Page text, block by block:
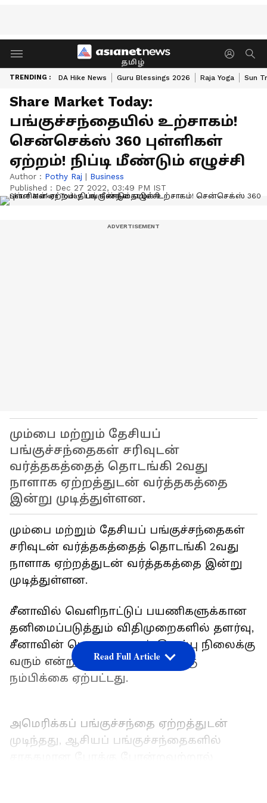
தமிழ்
TRENDING : DA Hike News Guru Blessings 2026 Raja Yoga Sun
Share Market Today:
பங்குச்சந்தையில் உற்சாகம்!
சென்செக்ஸ் 360 புள்ளிகள்
ஏற்றம்! நிப்டி மீண்டும் எழுச்சி
Author : Pothy Raj | Business
Published : Dec 27 2022, 03:49 PM IST
மும்பை மற்றும் தேசியப்
பங்குச்சந்தைகள் சரிவுடன்
வர்த்தகத்தைத் தொடங்கி 2வது
நாளாக ஏற்றத்துடன் வர்த்தகத்தை
இன்று முடித்துள்ளன.
மும்பை மற்றும் தேசியப் பங்குச்சந்தைகள்
சரிவுடன் வர்த்தகத்தைத் தொடங்கி 2வது
நாளாக ஏற்றத்துடன் வர்த்தகத்தை இன்று
முடித்துள்ளன.
சீனாவில் வெளிநாட்டுப் பயணிகளுக்கான
தனிமைப்படுத்தும் விதிமுறைகளில் தளர்வு,
சீனாவின் பொருளாதாரம் இயல்பு நிலைக்கு
வரும் என்று முதலீட்டாளர்களுக்கு
நம்பிக்கை ஏற்பட்டது.
அமெரிக்கப் பங்குச்சந்தை ஏற்றத்துடன்
முடிந்தது, ஆசியப் பங்குச்சந்தைகளில்
Read Full Article